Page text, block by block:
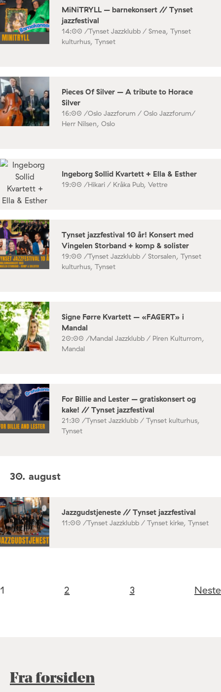
MiNiTRYLL – barnekonsert // Tynset
jazzfestival
14:00 /Tynset Jazzklubb / Smea, Tynset
kulturhus, Tynset
Pieces Of Silver – A tribute to Horace
Silver
16:00 /Oslo Jazzforum / Oslo Jazzforum/
Herr Nilsen, Oslo
Ingeborg Sollid Kvartett + Ella & Esther
19:00 /Hikari / Kråka Pub, Vettre
Tynset jazzfestival 10 år! Konsert med
Vingelen Storband + komp & solister
19:00 /Tynset Jazzklubb / Storsalen, Tynset
kulturhus, Tynset
Signe Førre Kvartett – «FAGERT» i
Mandal
20:00 /Mandal Jazzklubb / Piren Kulturrom,
Mandal
For Billie and Lester – gratiskonsert og
kake! // Tynset jazzfestival
21:30 /Tynset Jazzklubb / Tynset kulturhus,
Tynset
30. august
Jazzgudstjeneste // Tynset jazzfestival
11:00 /Tynset Jazzklubb / Tynset kirke, Tynset
1 2 3 Neste
Fra forsiden